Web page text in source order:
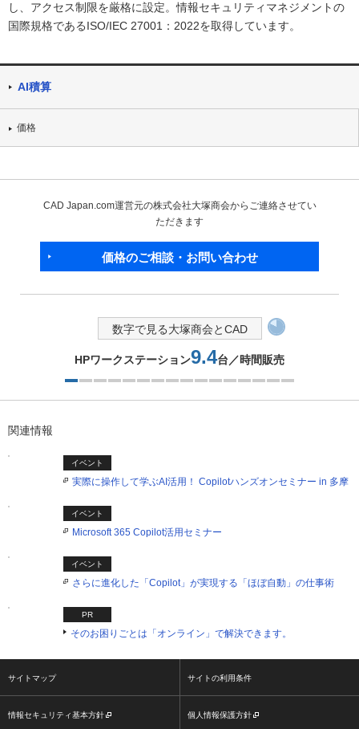
し、アクセス制限を厳格に設定。情報セキュリティマネジメントの
国際規格であるISO/IEC 27001：2022を取得しています。
AI積算
価格
CAD Japan.com運営元の株式会社大塚商会からご連絡させてい
ただきます
価格のご相談・お問い合わせ
数字で見る大塚商会とCAD
HPワークステーション9.4台／時間販売
関連情報
イベント
実際に操作して学ぶAI活用！ Copilotハンズオンセミナー in 多摩
イベント
Microsoft 365 Copilot活用セミナー
イベント
さらに進化した「Copilot」が実現する「ほぼ自動」の仕事術
PR
そのお困りごとは「オンライン」で解決できます。
サイトマップ サイトの利用条件
情報セキュリティ基本方針 個人情報保護方針